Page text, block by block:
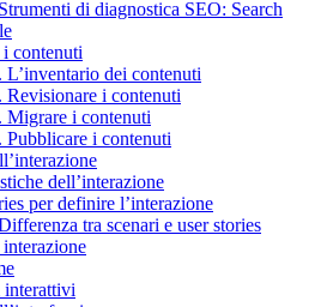
di diagnostica SEO: Search
contenuti
L’inventario dei contenuti
Revisionare i contenuti
Migrare i contenuti
Pubblicare i contenuti
dell’interazione
per definire l’interazione
tra scenari e user stories
interattivi